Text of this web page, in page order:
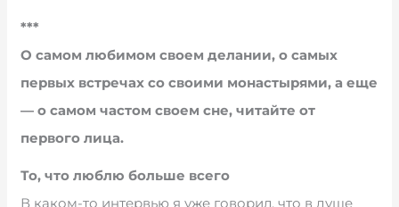
***
О самом любимом своем делании, о самых
первых встречах со своими монастырями, а еще
— о самом частом своем сне, читайте от
первого лица.
То, что люблю больше всего
В каком-то интервью я уже говорил, что в душе